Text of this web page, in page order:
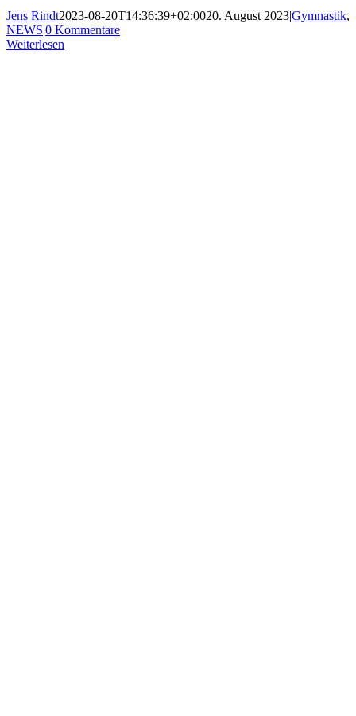
Jens Rindt2023-08-20T14:36:39+02:0020. August 2023|Gymnastik,
NEWS|0 Kommentare
Weiterlesen